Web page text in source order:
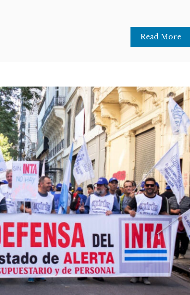
Read More